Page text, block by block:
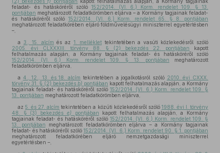
feladat- és hatásköréről szóló 152/2014. (VI. 6.) Korm. rendelet 109. § 13.
pontjában meghatározott feladatkörömben eljárva – a Kormány tagjainak feladat-
és hatásköréről szóló152/2014. (VI. 6.) Korm. rendelet 65. § 8. pontjában
meghatározott feladatkörében eljáró földművelésügyi miniszterrel egyetértésben
–,
a 3., 15. alcím és az 1. melléklet tekintetében a vasúti közlekedésről szóló
2005. évi CLXXXIII. törvény 88. § (2) bekezdés 22. pontjában kapott
felhatalmazás alapján, a Kormány tagjainak feladat- és hatásköréről szóló
152/2014. (VI. 6.) Korm. rendelet 109. § 13. pontjában meghatározott
feladatkörömben eljárva,
a 4., 12., 13. és 18. alcím tekintetében a jogalkotásról szóló 2010. évi CXXX.
törvény 31. § (2) bekezdés b) pontjában kapott felhatalmazás alapján, a Kormány
tagjainak feladat- és hatásköréről szóló 152/2014. (VI. 6.) Korm. rendelet 109. §
13. pontjában meghatározott feladatkörömben eljárva,
az5. és 27. alcím tekintetében a közúti közlekedésről szóló 1988. évi I. törvény
48. § (3) bekezdés e) pontjában kapott felhatalmazás alapján, a Kormány
tagjainak feladat- és hatásköréről szóló 152/2014. (VI. 6.) Korm. rendelet 109. §
13. pontjában meghatározott feladatkörömben eljárva – a Kormány tagjainak
feladat- és hatásköréről szóló152/2014. (VI. 6.) Korm. rendelet 90. § 1. pontjában
meghatározott feladatkörében eljáró nemzetgazdasági miniszterrel
egyetértésben –,